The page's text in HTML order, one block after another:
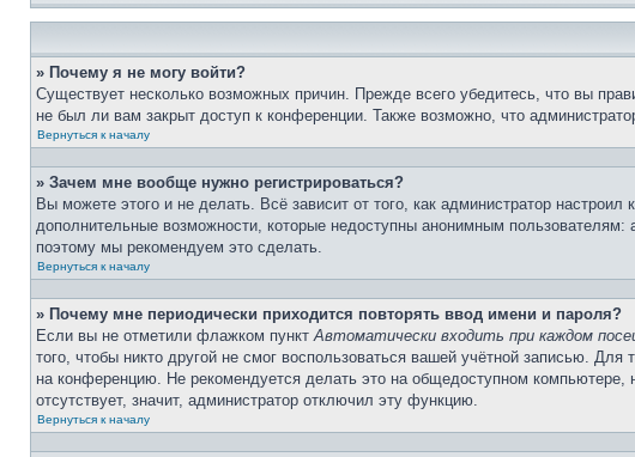
» Почему я не могу войти?
Существует несколько возможных причин. Прежде всего убедитесь, что вы
не был ли вам закрыт доступ к конференции. Также возможно, что
Вернуться к началу
» Зачем мне вообще нужно регистрироваться?
Вы можете этого и не делать. Всё зависит от того, как администратор
дополнительные возможности, которые недоступны анонимным пользователям:
поэтому мы рекомендуем это сделать.
Вернуться к началу
» Почему мне периодически приходится повторять ввод имени и пароля?
Если вы не отметили флажком пунктАвтоматически входить при каждом
того, чтобы никто другой не смог воспользоваться вашей учётной записью.
на конференцию. Не рекомендуется делать это на общедоступном компьютере,
отсутствует, значит, администратор отключил эту функцию.
Вернуться к началу